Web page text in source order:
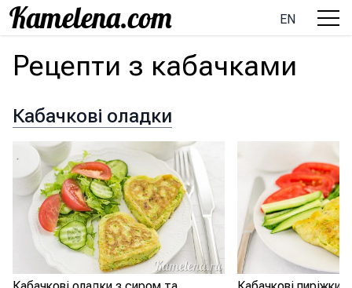
EN
Рецепти з кабачками
Кабачкові оладки